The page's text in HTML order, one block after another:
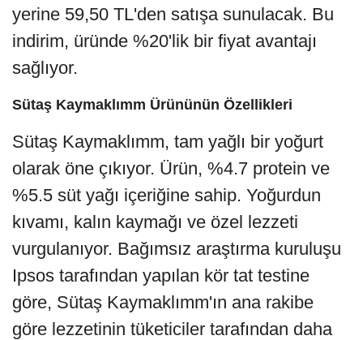
yerine 59,50 TL'den satışa sunulacak. Bu
indirim, üründe %20'lik bir fiyat avantajı
sağlıyor.
Sütaş Kaymaklımm Ürününün Özellikleri
Sütaş Kaymaklımm, tam yağlı bir yoğurt
olarak öne çıkıyor. Ürün, %4.7 protein ve
%5.5 süt yağı içeriğine sahip. Yoğurdun
kıvamı, kalın kaymağı ve özel lezzeti
vurgulanıyor. Bağımsız araştırma kuruluşu
Ipsos tarafından yapılan kör tat testine
göre, Sütaş Kaymaklımm'ın ana rakibe
göre lezzetinin tüketiciler tarafından daha